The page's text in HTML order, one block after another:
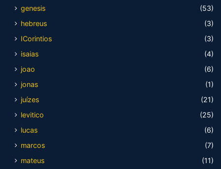
genesis
(53)
hebreus
(3)
ICorintios
(3)
isaias
(4)
joao
(6)
jonas
(1)
juízes
(21)
levitico
(25)
lucas
(6)
marcos
(7)
mateus
(11)